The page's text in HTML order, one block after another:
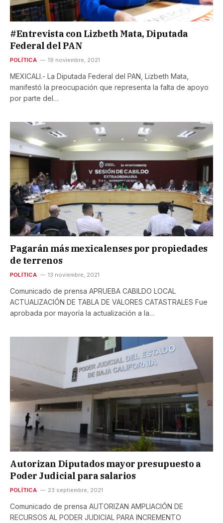
#Entrevista con Lizbeth Mata, Diputada
Federal del PAN
POLÍTICA 19 noviembre, 2021
MEXICALI.- La Diputada Federal del PAN, Lizbeth Mata,
manifestó la preocupación que representa la falta de apoyo
por parte del…
Pagarán más mexicalenses por propiedades
de terrenos
POLÍTICA 13 noviembre, 2021
Comunicado de prensa APRUEBA CABILDO LOCAL
ACTUALIZACIÓN DE TABLA DE VALORES CATASTRALES Fue
aprobada por mayoría la actualización a la…
Autorizan Diputados mayor presupuesto a
Poder Judicial para salarios
POLÍTICA 23 septiembre, 2021
Comunicado de prensa AUTORIZAN AMPLIACIÓN DE
RECURSOS AL PODER JUDICIAL PARA INCREMENTO